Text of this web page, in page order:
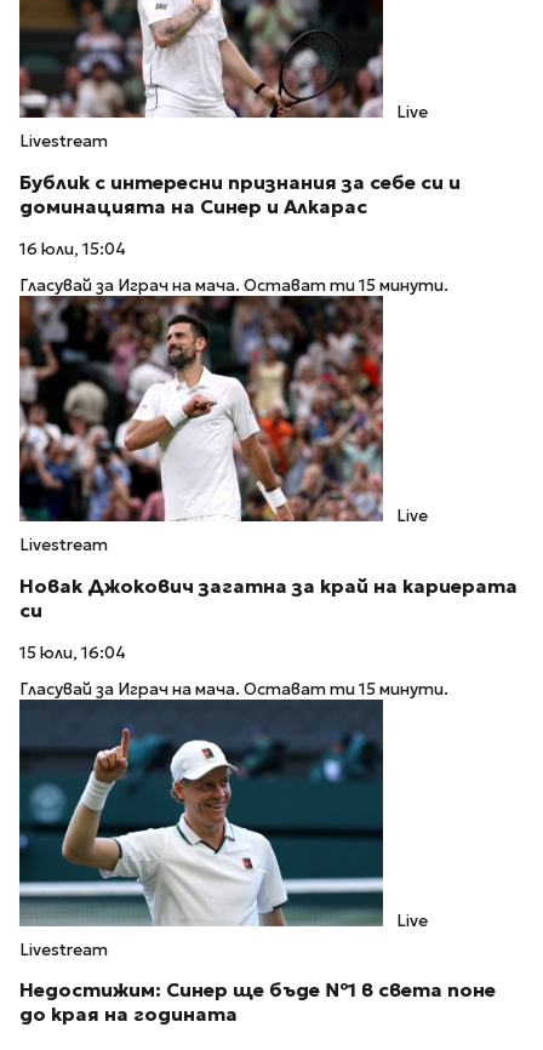
Live
Livestream
Бублик с интересни признания за себе си и
доминацията на Синер и Алкарас
16 юли, 15:04
Гласувай за Играч на мача. Остават ти 15 минути.
Live
Livestream
Новак Джокович загатна за край на кариерата
си
15 юли, 16:04
Гласувай за Играч на мача. Остават ти 15 минути.
Live
Livestream
Недостижим: Синер ще бъде №1 в света поне
до края на годината